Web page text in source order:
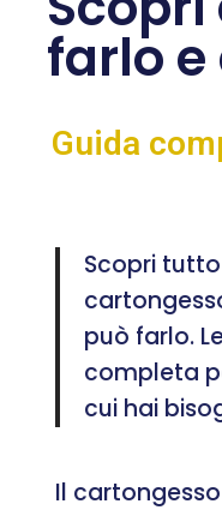
farlo
Guida
Scopri
può farlo.
completa
cui hai
Il